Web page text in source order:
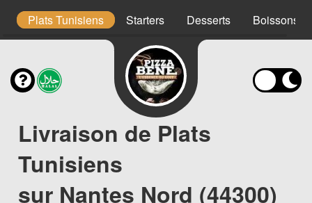
Plats Tunisiens Starters Desserts Boissons
Livraison de Plats
Tunisiens
sur Nantes Nord (44300)